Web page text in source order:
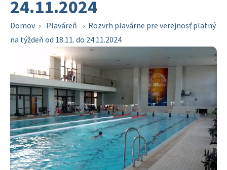
24.11.2024
Domov › Plaváreň › Rozvrh plavárne pre verejnosť platný
na týždeň od 18.11. do 24.11.2024